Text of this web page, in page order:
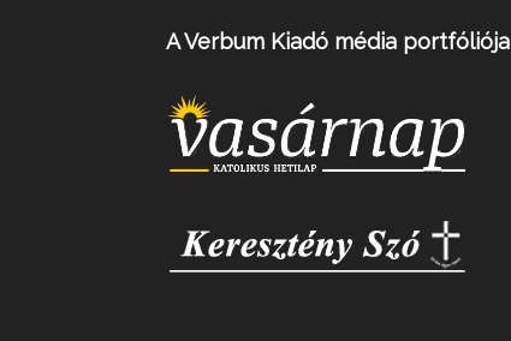
A Verbum Kiadó média portfóliója